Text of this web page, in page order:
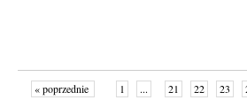
« poprzednie 1 ... 21 22 23